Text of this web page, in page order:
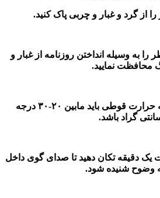
به وسیله انداختن روزنامه از غبار و
محافظت نمایید.
۳- برای نتیجه بهتر درجه حرارت قوطی باید مابین ۲۰-۳۰ درجه
گراد باشد.
یک دقیقه تکان دهید تا صدای گوی داخل
وضوح شنیده شود.